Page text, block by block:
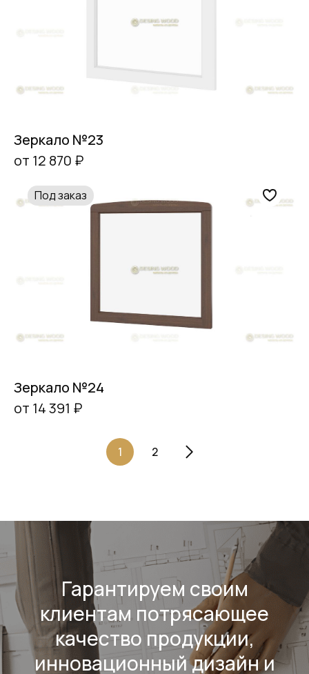
Зеркало №23
от 12 870 ₽
Под заказ
Зеркало №24
от 14 391 ₽
1 2
Гарантируем своим
клиентам потрясающее
качество продукции,
инновационный дизайн и